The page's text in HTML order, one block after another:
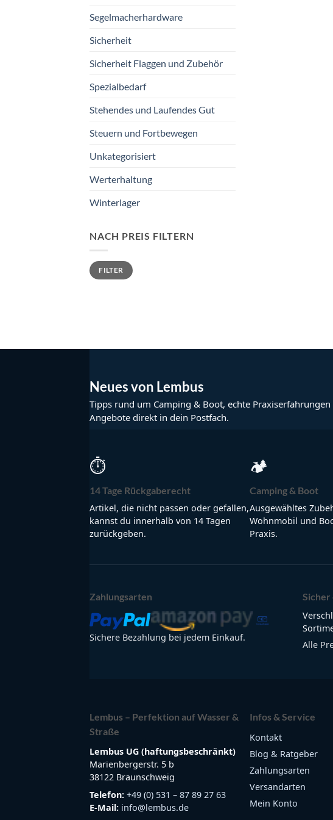
Segelmacherhardware
Sicherheit
Sicherheit Flaggen und Zubehör
Spezialbedarf
Stehendes und Laufendes Gut
Steuern und Fortbewegen
Unkategorisiert
Werterhaltung
Winterlager
NACH PREIS FILTERN
Min.
Preis
Max.
PreisFILTER
Neues von Lembus
Tipps rund um Camping & Boot, echte
Angebote direkt in dein Postfach.
⏱
14 Tage Rückgaberecht
Artikel, die nicht passen oder gefallen,
kannst du innerhalb von 14 Tagen
zurückgeben.
🏕
Camping & Boot
Ausgewähltes
Wohnmobil und
Praxis.
Zahlungsarten
Sichere Bezahlung bei jedem Einkauf.
Sicher
Alle
Lembus – Perfektion auf Wasser &
Straße
Lembus UG (haftungsbeschränkt)
Marienbergerstr. 5 b
38122 Braunschweig
Telefon: +49 (0) 531 – 87 89 27 63
E-Mail: info@lembus.de
Infos & Service
Kontakt
Blog & Ratgeber
Zahlungsarten
Versandarten
Mein Konto